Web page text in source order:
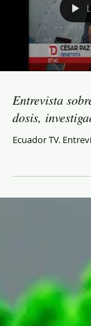
Entrevista
dosis,
Ecuador TV.